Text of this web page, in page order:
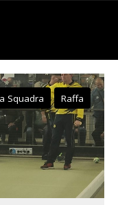
Squadra Raffa